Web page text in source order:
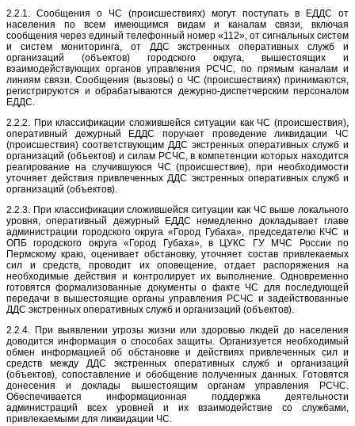
2.2.1. Сообщения о ЧС (происшествиях) могут поступать в ЕДДС от
населения по всем имеющимся видам и каналам связи, включая
сообщения через единый телефонный номер «112», от сигнальных систем
и систем мониторинга, от ДДС экстренных оперативных служб и
организаций (объектов) городского округа, вышестоящих и
взаимодействующих органов управления РСЧС, по прямым каналам и
линиям связи. Сообщения (вызовы) о ЧС (происшествиях) принимаются,
регистрируются и обрабатываются дежурно-диспетчерским персоналом
ЕДДС.
2.2.2. При классификации сложившейся ситуации как ЧС (происшествия),
оперативный дежурный ЕДДС поручает проведение ликвидации ЧС
(происшествия) соответствующим ДДС экстренных оперативных служб и
организаций (объектов) и силам РСЧС, в компетенции которых находится
реагирование на случившуюся ЧС (происшествие), при необходимости
уточняет действия привлеченных ДДС экстренных оперативных служб и
организаций (объектов).
2.2.3. При классификации сложившейся ситуации как ЧС выше локального
уровня, оперативный дежурный ЕДДС немедленно докладывает главе
администрации городского округа «Город Губаха», председателю КЧС и
ОПБ городского округа «Город Губаха», в ЦУКС ГУ МЧС России по
Пермскому краю, оценивает обстановку, уточняет состав привлекаемых
сил и средств, проводит их оповещение, отдает распоряжения на
необходимые действия и контролирует их выполнение. Одновременно
готовятся формализованные документы о факте ЧС для последующей
передачи в вышестоящие органы управления РСЧС и задействованные
ДДС экстренных оперативных служб и организаций (объектов).
2.2.4. При выявлении угрозы жизни или здоровью людей до населения
доводится информация о способах защиты. Организуется необходимый
обмен информацией об обстановке и действиях привлеченных сил и
средств между ДДС экстренных оперативных служб и организаций
(объектов), сопоставление и обобщение полученных данных. Готовятся
донесения и доклады вышестоящим органам управления РСЧС.
Обеспечивается информационная поддержка деятельности
администраций всех уровней и их взаимодействие со службами,
привлекаемыми для ликвидации ЧС.